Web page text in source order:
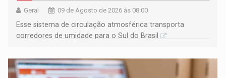
Geral 09 de Agosto de 2026 às 08:00
Esse sistema de circulação atmosférica transporta
corredores de umidade para o Sul do Brasil